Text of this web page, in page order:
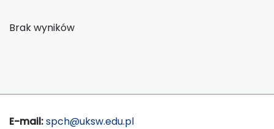
Brak wyników
E-mail:spch@uksw.edu.pl